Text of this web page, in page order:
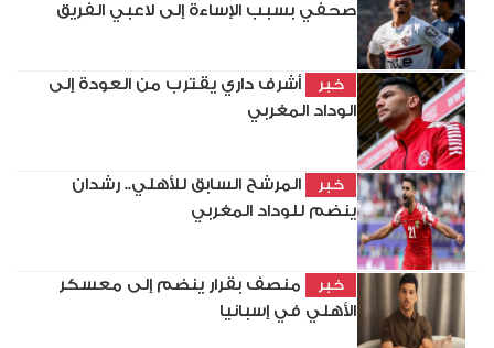
صحفي بسبب الإساءة إلى لاعبي الفريق
خبر
أشرف داري يقترب من العودة إلى
الوداد المغربي
خبر
المرشح السابق للأهلي.. رشدان
ينضم للوداد المغربي
خبر
منصف بقرار ينضم إلى معسكر
الأهلي في إسبانيا